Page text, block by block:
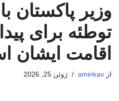
وزیر پاکستان
توطئه برای
اقامت ایشان
از aminkav ژوئن 25, 2026